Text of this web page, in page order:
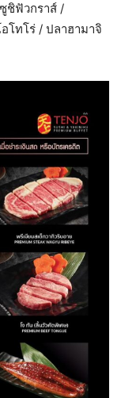
ชิฟัวกราส์ /
โทโร่ / ปลาฮามาจิ